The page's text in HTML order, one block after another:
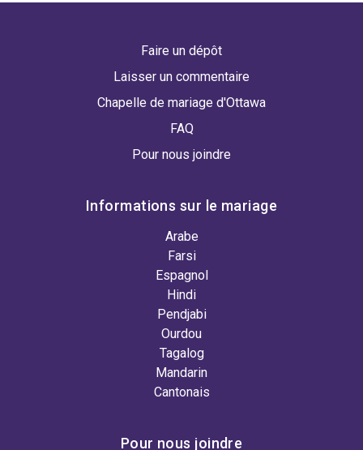
Faire un dépôt
Laisser un commentaire
Chapelle de mariage d'Ottawa
FAQ
Pour nous joindre
Informations sur le mariage
Arabe
Farsi
Espagnol
Hindi
Pendjabi
Ourdou
Tagalog
Mandarin
Cantonais
Pour nous joindre